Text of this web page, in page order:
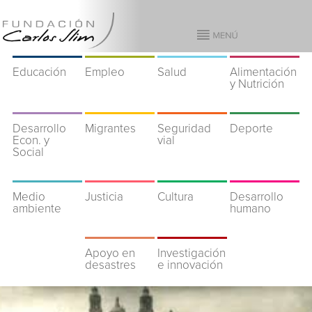
Educación Empleo Salud
Alimentación
y Nutrición
Desarrollo
Econ. y
Social
Migrantes
Seguridad
vial
Deporte
Medio
ambiente
Justicia Cultura
Desarrollo
humano
Apoyo en
desastres
Investigación
e innovación